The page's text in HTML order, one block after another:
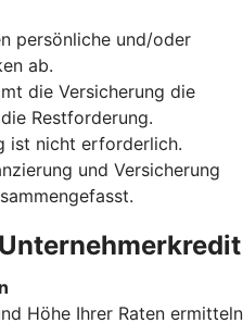
persönliche und/oder
ab.
die Versicherung die
Restforderung.
ist nicht erforderlich.
und Versicherung
Höhe Ihrer Raten ermitteln